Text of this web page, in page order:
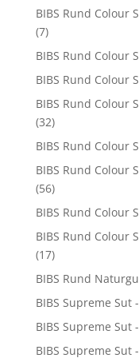
BIBS Rund Colour
(7)
BIBS Rund Colour
BIBS Rund Colour
BIBS Rund Colour
(32)
BIBS Rund Colour
BIBS Rund Colour
(56)
BIBS Rund Colour
BIBS Rund Colour
(17)
BIBS Rund
BIBS Supreme Sut
BIBS Supreme Sut
BIBS Supreme Sut